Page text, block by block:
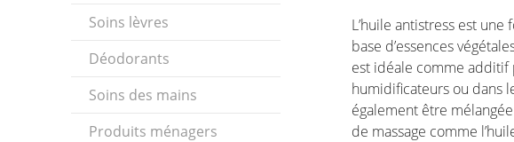
Soins lèvres
Déodorants
Soins des mains
Produits ménagers
L’huile antistress est
base d’essences
est idéale comme
humidificateurs ou dans
également être
de massage comme